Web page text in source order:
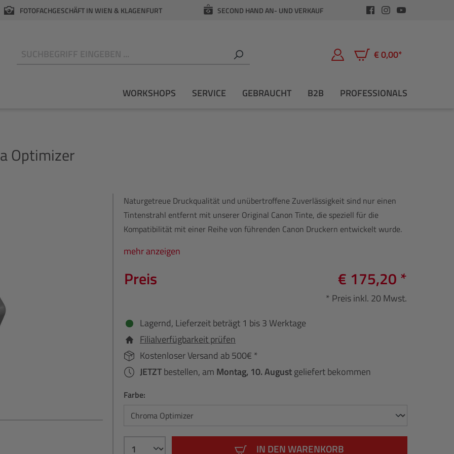
FOTOFACHGESCHÄFT IN WIEN & KLAGENFURT SECOND HAND AN- UND VERKAUF
€ 0,00*
Warenkorb enthält 0
WORKSHOPS SERVICE GEBRAUCHT B2B PROFESSIONALS
Optimizer
Naturgetreue Druckqualität und unübertroffene Zuverlässigkeit sind nur einen
Tintenstrahl entfernt mit unserer Original Canon Tinte, die speziell für die
Kompatibilität mit einer Reihe von führenden Canon Druckern entwickelt wurde.
mehr anzeigen
Preis € 175,20 *
* Preis inkl. 20 Mwst.
Lagernd, Lieferzeit beträgt 1 bis 3 Werktage
Filialverfügbarkeit prüfen
Kostenloser Versand ab 500€ *
JETZTbestellen, am Montag, 10. Augustgeliefert bekommen
Farbe:
IN DEN WARENKORB